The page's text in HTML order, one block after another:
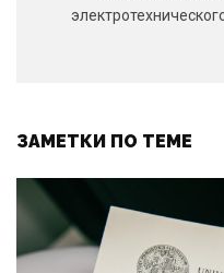
ЗАМЕТКИ ПО ТЕМЕ